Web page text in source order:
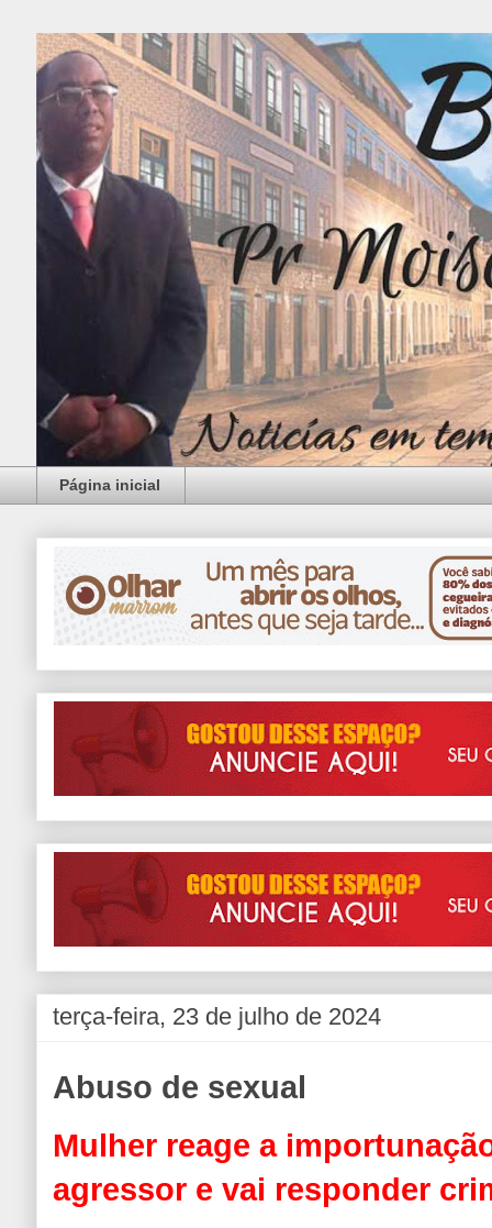
Página inicial
terça-feira, 23 de julho de 2024
Abuso de sexual
Mulher reage a
agressor e vai responder